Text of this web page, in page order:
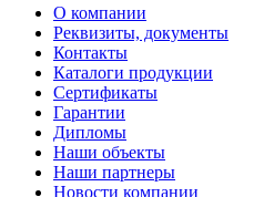
О компании
Реквизиты, документы
Контакты
Каталоги продукции
Сертификаты
Гарантии
Дипломы
Наши объекты
Наши партнеры
Новости компании